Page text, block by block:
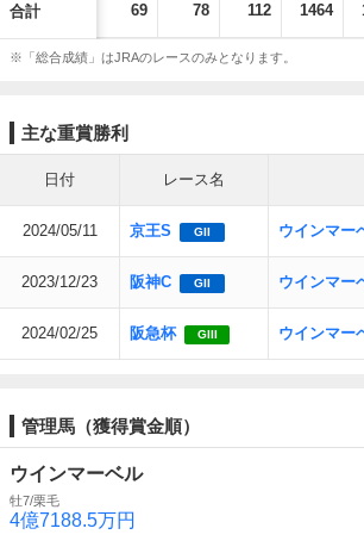
合計 69 78 112 1464
※「総合成績」はJRAのレースのみとなります。
主な重賞勝利
日付 レース名
2024/05/11 京王S GII ウインマー
2023/12/23 阪神C GII ウインマー
2024/02/25 阪急杯 GIII ウインマー
管理馬（獲得賞金順）
ウインマーベル
牡7/栗毛
4億7188.5万円